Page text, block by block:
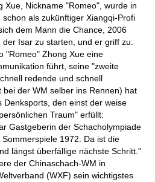
Xue, Nickname "Romeo", wurde in
als zukünftiger Xiangqi-Profi
dem Mann die Chance, 2006
Isar zu starten, und er griff zu.
"Romeo" Zhong Xue eine
führt, seine "zweite
redende und schnell
der WM selber ins Rennen) hat
Denksports, den einst der weise
Traum" erfüllt:
Gastgeberin der Schacholympiade
1972. Da ist die
längst überfällige nächste Schritt."
der Chinaschach-WM in
(WXF) sein wichtigstes